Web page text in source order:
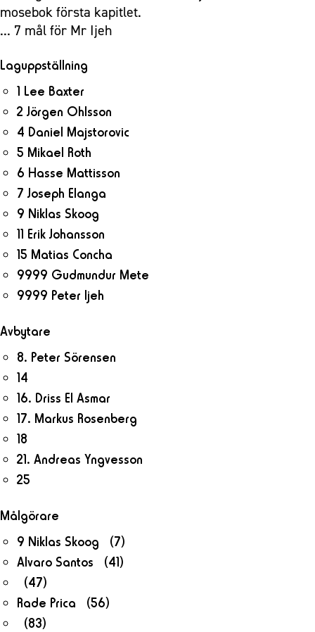
mosebok första kapitlet.
... 7 mål för Mr Ijeh
Laguppställning
1 Lee Baxter
2 Jörgen Ohlsson
4 Daniel Majstorovic
5 Mikael Roth
6 Hasse Mattisson
7 Joseph Elanga
9 Niklas Skoog
11 Erik Johansson
15 Matias Concha
9999 Gudmundur Mete
9999 Peter Ijeh
Avbytare
8. Peter Sörensen
14
16. Driss El Asmar
17. Markus Rosenberg
18
21. Andreas Yngvesson
25
Målgörare
9 Niklas Skoog (7)
Alvaro Santos (41)
(47)
Rade Prica (56)
(83)